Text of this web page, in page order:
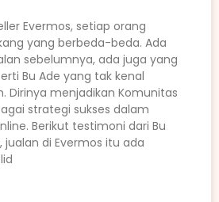
Evermos, setiap orang
yang berbeda-beda. Ada
sebelumnya, ada juga yang
Bu Ade yang tak kenal
Dirinya menjadikan Komunitas
strategi sukses dalam
Berikut testimoni dari Bu
jualan di Evermos itu ada